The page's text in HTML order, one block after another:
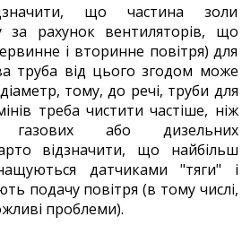
що частина золи
за рахунок вентиляторів, що
і вторинне повітря) для
труба від цього згодом може
тому, до речі, труби для
треба чистити частіше, ніж
газових або дизельних
відзначити, що найбільш
датчиками "тяги" і
подачу повітря (в тому числі,
проблеми).